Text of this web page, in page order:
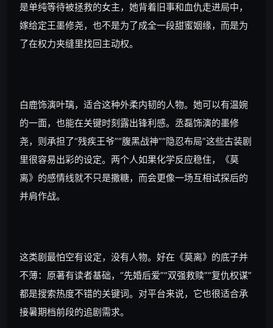
是单纯等待被拯救的女主，她背着旧事和血仇走进局中，
嫁给定王墨修尧，也不是为了成全一段甜蜜姻缘，而是为
了在权力夹缝里找回主动权。
白鹿饰演叶璃，适合这种外柔内韧的人物。她可以有温婉
的一面，也能在关键时刻露出锋利感。丞磊饰演的墨修
尧，则承担了“残疾王爷”“腹黑战神”“隐忍布局”这些古装剧
里很容易出彩的设定。两个人如果化学反应稳住，《莫
离》的感情线就不只是撒糖，而会更像一场互相试探后的
并肩作战。
这类剧最怕空有设定，没有人物。好在《莫离》的底子并
不薄：原著有读者基础，“先婚后爱”“双强救赎”“复仇权谋”
都是搜索热度不错的关键词。对平台来说，它也很适合承
接暑期档前段的追剧需求。